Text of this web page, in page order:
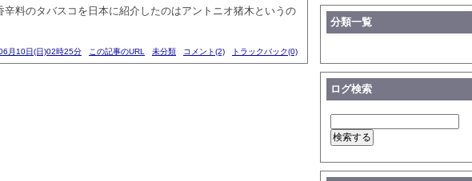
辛料のタバスコを日本に紹介したのはアントニオ猪木というの
月10日(日)02時25分 この記事のURL 未分類 コメント(2) トラックバック(0)
分類一覧
ログ検索